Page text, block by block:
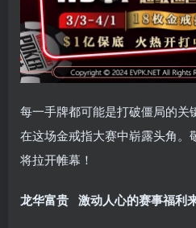
每一手牌都可能是打破僵局的关
在这场金戒指大赛中崭露头角。
将拉开帷幕！
龙华富贵 激动人心的赛事福利